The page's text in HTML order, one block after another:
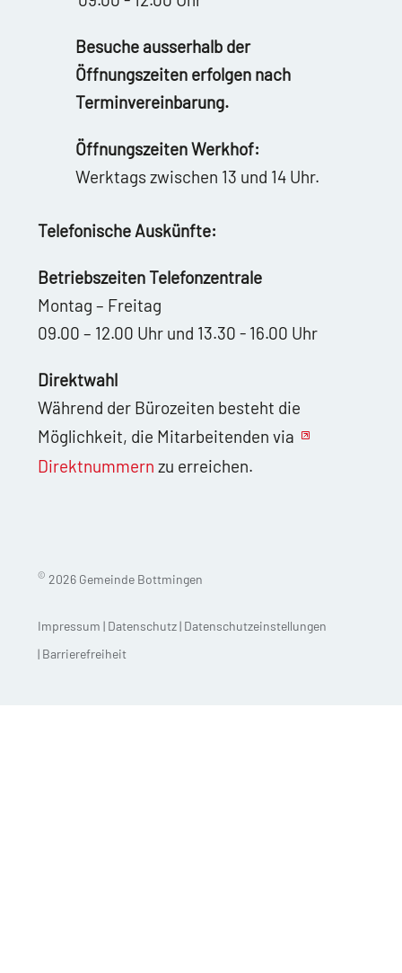
Besuche ausserhalb der
Öffnungszeiten erfolgen nach
Terminvereinbarung.
Öffnungszeiten Werkhof:
Werktags zwischen 13 und 14 Uhr.
Telefonische Auskünfte:
Betriebszeiten Telefonzentrale
Montag – Freitag
09.00 – 12.00 Uhr und 13.30 - 16.00 Uhr
Direktwahl
Während der Bürozeiten besteht die
Möglichkeit, die Mitarbeitenden via
Direktnummern zu erreichen.
© 2026 Gemeinde Bottmingen
Impressum | Datenschutz| Datenschutzeinstellungen
| Barrierefreiheit